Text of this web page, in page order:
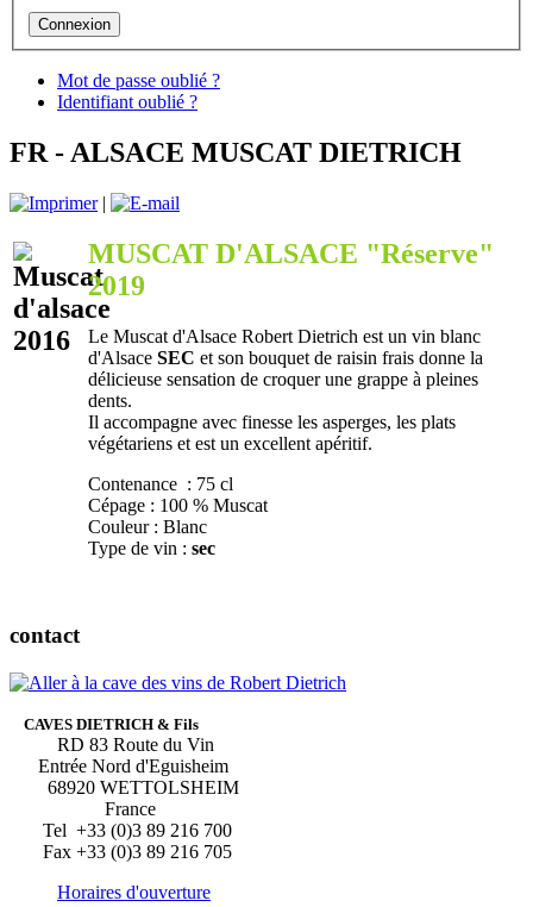
Mot de passe oublié ?
Identifiant oublié ?
FR - ALSACE MUSCAT DIETRICH
|
MUSCAT D'ALSACE "Réserve"
2019
Le Muscat d'Alsace Robert Dietrich est un vin blanc
d'Alsace SEC et son bouquet de raisin frais donne la
délicieuse sensation de croquer une grappe à pleines
dents.
Il accompagne avec finesse les asperges, les plats
végétariens et est un excellent apéritif.
Contenance : 75 cl
Cépage : 100 % Muscat
Couleur : Blanc
Type de vin : sec
contact
CAVES DIETRICH & Fils
RD 83 Route du Vin
Entrée Nord d'Eguisheim
68920 WETTOLSHEIM
France
Tel +33 (0)3 89 216 700
Fax +33 (0)3 89 216 705
Horaires d'ouverture